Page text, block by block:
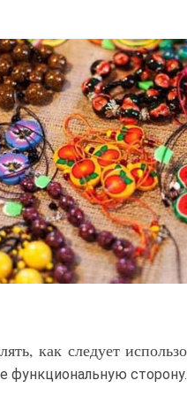
как следует
функциональную сторону.